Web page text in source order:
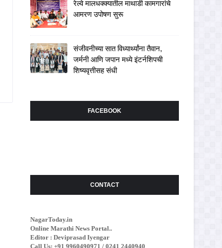
रेल्वे मालधक्क्यातील माथाडी कामगारांचे
आमरण उपोषण सुरू
संजीवनीच्या सात विध्यार्थ्यांना तैवान,
जर्मनी आणि जपान मध्ये इंटर्नशिपची
शिष्यवृत्तीसह संधी
FACEBOOK
CONTACT
NagarToday.in
Online Marathi News Portal..
Editor : Deviprasad Iyengar
Call Us: +91 9960490971 / 0241 2440940